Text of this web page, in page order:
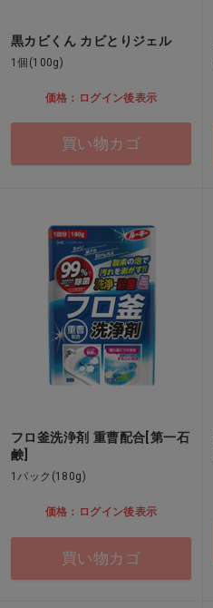
黒カビくん カビとりジェル
1個(100g)
価格：ログイン後表示
買い物カゴ
フロ釜洗浄剤 重曹配合[第一石
鹸]
1パック(180g)
価格：ログイン後表示
買い物カゴ